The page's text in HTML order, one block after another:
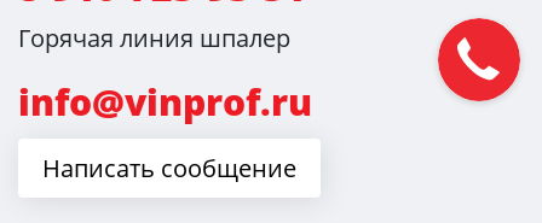
Горячая линия шпалер
info@vinprof.ru
Написать сообщение